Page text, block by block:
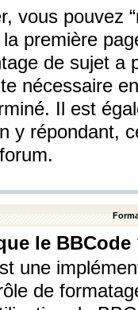
vous pouvez
première
de sujet a
nécessaire
Il est
y répondant,
le BBCode
une
de